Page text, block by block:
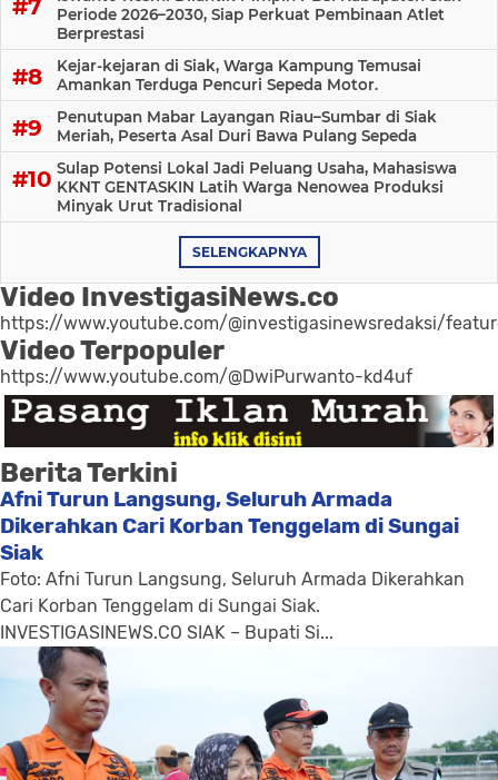
Periode 2026–2030, Siap Perkuat Pembinaan Atlet
Berprestasi
Kejar-kejaran di Siak, Warga Kampung Temusai
Amankan Terduga Pencuri Sepeda Motor.
Penutupan Mabar Layangan Riau–Sumbar di Siak
Meriah, Peserta Asal Duri Bawa Pulang Sepeda
Sulap Potensi Lokal Jadi Peluang Usaha, Mahasiswa
KKNT GENTASKIN Latih Warga Nenowea Produksi
Minyak Urut Tradisional
SELENGKAPNYA
Video InvestigasiNews.co
https://www.youtube.com/@investigasinewsredaksi/
Video Terpopuler
https://www.youtube.com/@DwiPurwanto-kd4uf
Berita Terkini
Afni Turun Langsung, Seluruh Armada
Dikerahkan Cari Korban Tenggelam di Sungai
Siak
Foto: Afni Turun Langsung, Seluruh Armada Dikerahkan
Cari Korban Tenggelam di Sungai Siak.
INVESTIGASINEWS.CO SIAK – Bupati Si...